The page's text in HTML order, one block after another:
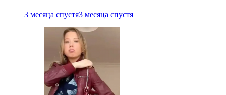
3 месяца спустя3 месяца спустя